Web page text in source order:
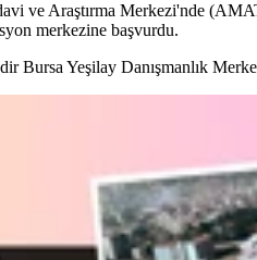
ve Araştırma Merkezi'nde
merkezine başvurdu.
Bursa Yeşilay Danışmanlık